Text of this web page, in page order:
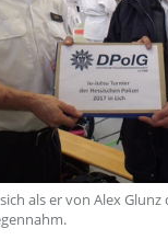
als er von Alex Glunz